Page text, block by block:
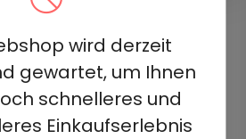
wird derzeit
gewartet, um Ihnen
schnelleres und
Einkaufserlebnis
20000 -
5% -